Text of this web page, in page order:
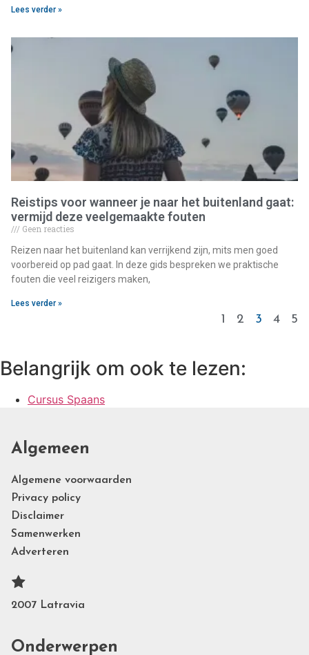
Lees verder »
Reistips voor wanneer je naar het buitenland gaat:
vermijd deze veelgemaakte fouten
Geen reacties
Reizen naar het buitenland kan verrijkend zijn, mits men goed
voorbereid op pad gaat. In deze gids bespreken we praktische
fouten die veel reizigers maken,
Lees verder »
1 2 3 4 5
Belangrijk om ook te lezen:
Cursus Spaans
Algemeen
Algemene voorwaarden
Privacy policy
Disclaimer
Samenwerken
Adverteren
2007 Latravia
Onderwerpen